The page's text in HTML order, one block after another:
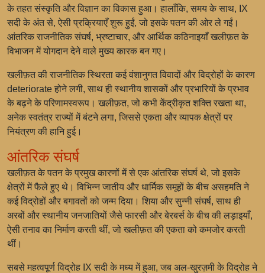
के तहत संस्कृति और विज्ञान का विकास हुआ। हालाँकि, समय के साथ, IX
सदी के अंत से, ऐसी प्रक्रियाएँ शुरू हुईं, जो इसके पतन की ओर ले गईं।
आंतरिक राजनीतिक संघर्ष, भ्रष्टाचार, और आर्थिक कठिनाइयाँ खलीफ़त के
विभाजन में योगदान देने वाले मुख्य कारक बन गए।
खलीफ़त की राजनीतिक स्थिरता कई वंशानुगत विवादों और विद्रोहों के कारण
deteriorate होने लगी, साथ ही स्थानीय शासकों और प्रभारियों के प्रभाव
के बढ़ने के परिणामस्वरूप। खलीफ़त, जो कभी केंद्रीकृत शक्ति रखता था,
अनेक स्वतंत्र राज्यों में बंटने लगा, जिससे एकता और व्यापक क्षेत्रों पर
नियंत्रण की हानि हुई।
आंतरिक संघर्ष
खलीफ़त के पतन के प्रमुख कारणों में से एक आंतरिक संघर्ष थे, जो इसके
क्षेत्रों में फैले हुए थे। विभिन्न जातीय और धार्मिक समूहों के बीच असहमति ने
कई विद्रोहों और बगावतों को जन्म दिया। शिया और सुन्नी संघर्ष, साथ ही
अरबों और स्थानीय जनजातियों जैसे फारसी और बेरबर्स के बीच की लड़ाइयाँ,
ऐसी तनाव का निर्माण करती थीं, जो खलीफ़त की एकता को कमजोर करती
थीं।
सबसे महत्वपूर्ण विद्रोह IX सदी के मध्य में हुआ, जब अल-खुरज़मी के विद्रोह ने